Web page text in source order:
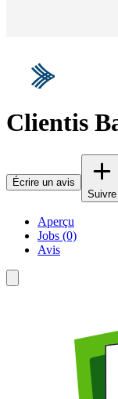
Clientis
Écrire un avis
Suivre
Aperçu
Jobs (0)
Avis